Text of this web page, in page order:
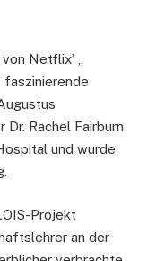
Netflix’ „
faszinierende
Rachel Fairburn
und wurde
Projekt
an der